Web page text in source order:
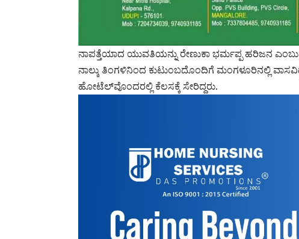
ನಾಪತ್ತೆಯಾದ ಯುವತಿಯನ್ನು ರೇಣುಕಾ ಭರ್ಮಪ್ಪ ಹರಿಜನ
ನಾಲ್ಕು ತಿಂಗಳಿನಿಂದ ಕುಟುಂಬದೊಂದಿಗೆ ಮಂಗಳೂರಿನಲ್ಲಿ
ಹೋಟೆಲ್‌ವೊಂದರಲ್ಲಿ ಕೆಲಸಕ್ಕೆ ಸೇರಿದ್ದರು.